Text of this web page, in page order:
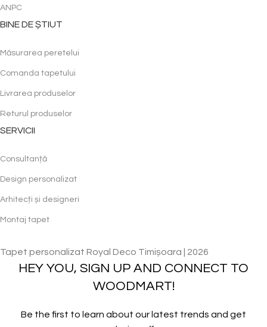
ANPC
BINE DE ȘTIUT
Măsurarea peretelui
Comanda tapetului
Livrarea produselor
Returul produselor
SERVICII
Consultanță
Design personalizat
Arhitecți și designeri
Montaj tapet
Tapet personalizat Royal Deco Timișoara | 2026
HEY YOU, SIGN UP AND CONNECT TO
WOODMART!
Be the first to learn about our latest trends and get